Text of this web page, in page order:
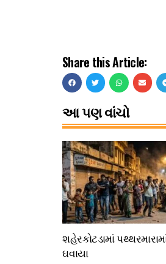
Share this Article:
આ પણ વાંચો
શહેરકોટડામાં
ઘવાયા